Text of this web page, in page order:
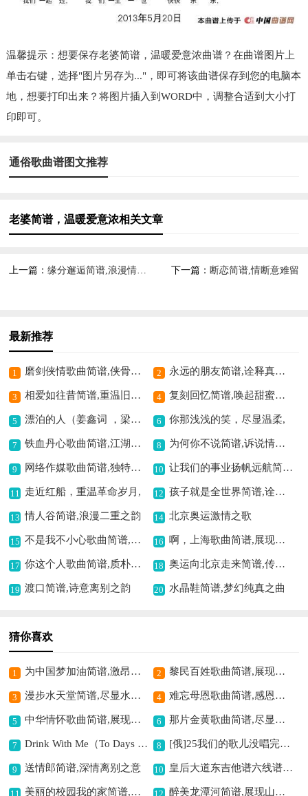
温馨提示：想要保存老婆简谱，温暖爱意浓曲谱？在曲谱图片上
单击右键，选择"图片另存为..."，即可将该曲谱保存到您的电脑本
地，想要打印出来？将图片插入到WORD中，调整合适到大小打
印即可。
通俗歌曲谱图文推荐
老婆简谱，温暖爱意浓相关文章
上一篇：缘分邂逅简谱,浪漫情感之曲 下一篇： 断恋简谱,情断意难留
最新推荐
1 磨剑侠情歌曲简谱,侠骨柔情尽显 2 永远的朋友简谱,诠释真挚友情
3 相爱如往昔简谱,重温旧日深情 4 复刻回忆简谱,唤起甜蜜过往
5 漂泊的人（姜鑫词 ，梁铭曲）歌曲简谱,唱出游子心声 6 你那浅浅的笑，尽显温柔,
7 铁血丹心歌曲简谱,江湖侠义之赞歌 8 为何你不说简谱,诉说情感遗憾
9 网络作媒歌曲简谱,独特的媒界之歌 10 让我们的事业扬帆远航简谱,激励奋进之歌
11 走近红船，重温革命岁月, 12 孩子就是全世界简谱,诠释亲子深情
13 情人谷简谱,浪漫二重之韵 14 北京奥运激情之歌
15 不是我不小心歌曲简谱,深情演绎遗憾情 16 啊，上海歌曲简谱,展现魔都风采
17 你这个人歌曲简谱,质朴深情动人 18 奥运向北京走来简谱,传递奥运激情
19 渡口简谱,诗意离别之韵 20 水晶鞋简谱,梦幻纯真之曲
猜你喜欢
1 为中国梦加油简谱,激昂诠释中国梦 2 黎民百姓歌曲简谱,展现百姓生活情
3 漫步水天堂简谱,尽显水乡之美 4 难忘母恩歌曲简谱,感恩母爱之深情
5 中华情怀歌曲简谱,展现爱国深情 6 那片金黄歌曲简谱,尽显田园之美
7 Drink With Me（To Days Gone By）歌曲简谱,音乐剧经典选曲 8 [俄]25我们的歌儿没唱完简谱,歌曲蕴含别样情感
9 送情郎简谱,深情离别之意 10 皇后大道东吉他谱六线谱,展现香港风貌
11 美丽的校园我的家简谱,谱写校园美好时光 12 醉美龙潭河简谱,展现山水之美